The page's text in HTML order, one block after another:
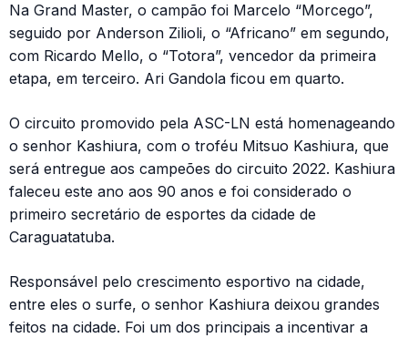
Na Grand Master, o campão foi Marcelo “Morcego”,
seguido por Anderson Zilioli, o “Africano” em segundo,
com Ricardo Mello, o “Totora”, vencedor da primeira
etapa, em terceiro. Ari Gandola ficou em quarto.
O circuito promovido pela ASC-LN está homenageando
o senhor Kashiura, com o troféu Mitsuo Kashiura, que
será entregue aos campeões do circuito 2022. Kashiura
faleceu este ano aos 90 anos e foi considerado o
primeiro secretário de esportes da cidade de
Caraguatatuba.
Responsável pelo crescimento esportivo na cidade,
entre eles o surfe, o senhor Kashiura deixou grandes
feitos na cidade. Foi um dos principais a incentivar a